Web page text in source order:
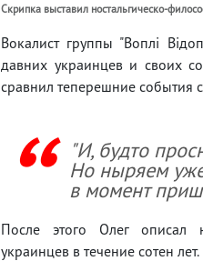
Скрипка выставил ностальгическо-
Вокалист группы "Воплі
давних украинцев и своих
сравнил теперешние события
"И, будто
Но ныряем
в момент
После этого Олег описал
украинцев в течение сотен лет.